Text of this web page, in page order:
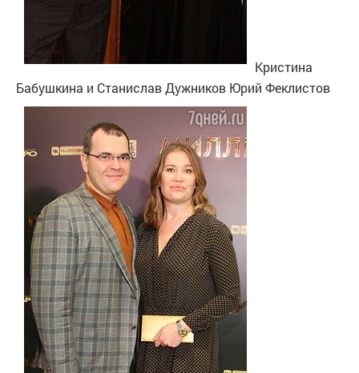
Кристина
Бабушкина и Станислав Дужников Юрий Феклистов